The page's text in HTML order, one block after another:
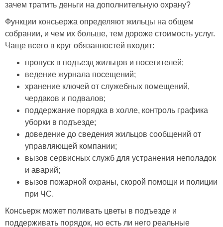
зачем тратить деньги на дополнительную охрану?
Функции консьержа определяют жильцы на общем
собрании, и чем их больше, тем дороже стоимость услуг.
Чаще всего в круг обязанностей входит:
пропуск в подъезд жильцов и посетителей;
ведение журнала посещений;
хранение ключей от служебных помещений,
чердаков и подвалов;
поддержание порядка в холле, контроль графика
уборки в подъезде;
доведение до сведения жильцов сообщений от
управляющей компании;
вызов сервисных служб для устранения неполадок
и аварий;
вызов пожарной охраны, скорой помощи и полиции
при ЧС.
Консьерж может поливать цветы в подъезде и
поддерживать порядок, но есть ли него реальные